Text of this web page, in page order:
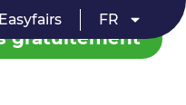
FR
gratuitement